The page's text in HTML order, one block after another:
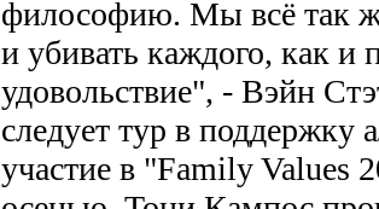
философию. Мы всё так
и убивать каждого, как и
удовольствие", - Вэйн
следует тур в поддержку
участие в "Family Values